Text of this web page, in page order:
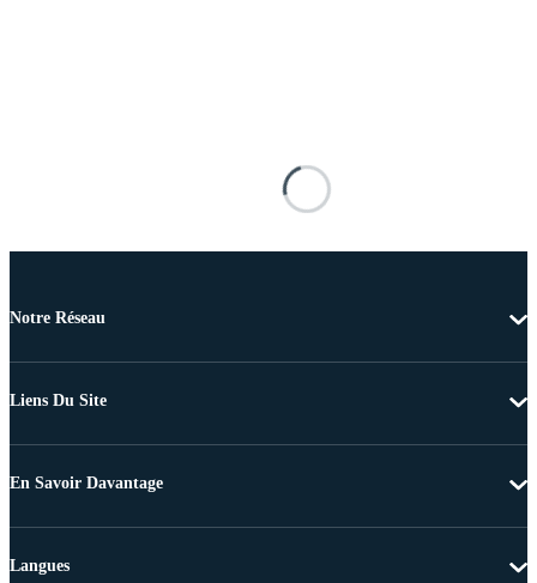
Notre Réseau
Liens Du Site
En Savoir Davantage
Langues